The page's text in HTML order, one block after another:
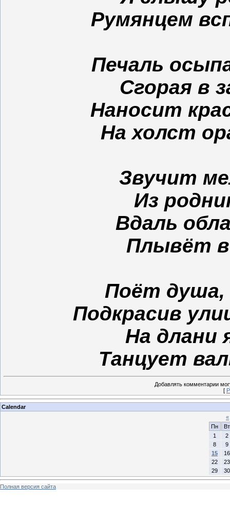
Румянцем
Печаль
Сгорая в
Наносит
На холст
Звучит
Из
Вдаль
Плывёт в
Поёт душа,
Подкрасив
На длани
Танцует
Добавлять комментарии
[
Calendar
«
Пн
Вт
1
2
8
9
15
16
22
23
29
30
Полная версия сайта